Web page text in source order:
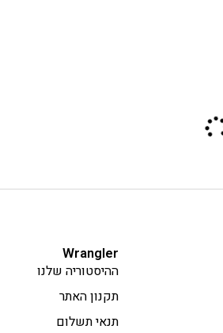
Wrangler
ההיסטוריה שלנו
תקנון האתר
תנאי תשלום